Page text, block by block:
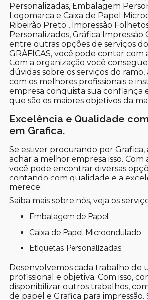
Personalizadas, Embalagem
Logomarca e Caixa de Papel
Ribeirão Preto , Impressão
Personalizados, Gráfica Impressão
entre outras opções de serviços
GRÁFICAS, você pode contar com
Com a organização você consegue
dúvidas sobre os serviços do
com os melhores profissionais e
empresa conquista sua confiança
que são os maiores objetivos da
Excelência e Qualidade
em Grafica.
Se estiver procurando por Grafica,
achar a melhor empresa isso. Com
você pode encontrar diversas
contando com qualidade e a
merece.
Saiba mais sobre nós, veja os
Embalagem de Papel
Caixa de Papel Microondulado
Etiquetas Personalizadas
Desenvolvemos cada trabalho de
profissional e objetiva. Com isso,
disponibilizar outros trabalhos,
de papel e Grafica para impressão.